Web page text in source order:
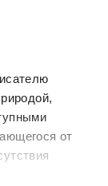
от